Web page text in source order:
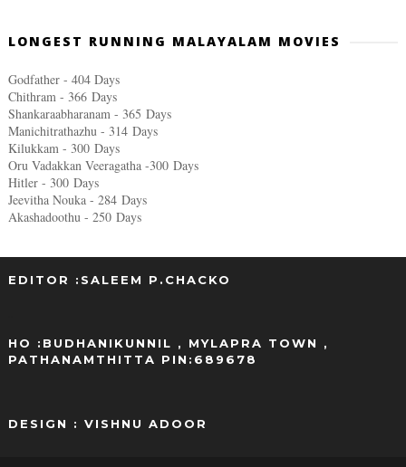
LONGEST RUNNING MALAYALAM MOVIES
Godfather - 404 Days
Chithram - 366 Days
Shankaraabharanam - 365 Days
Manichitrathazhu - 314 Days
Kilukkam - 300 Days
Oru Vadakkan Veeragatha -300 Days
Hitler - 300 Days
Jeevitha Nouka - 284 Days
Akashadoothu - 250 Days
EDITOR :SALEEM P.CHACKO
HO :BUDHANIKUNNIL , MYLAPRA TOWN ,
PATHANAMTHITTA PIN:689678
DESIGN : VISHNU ADOOR